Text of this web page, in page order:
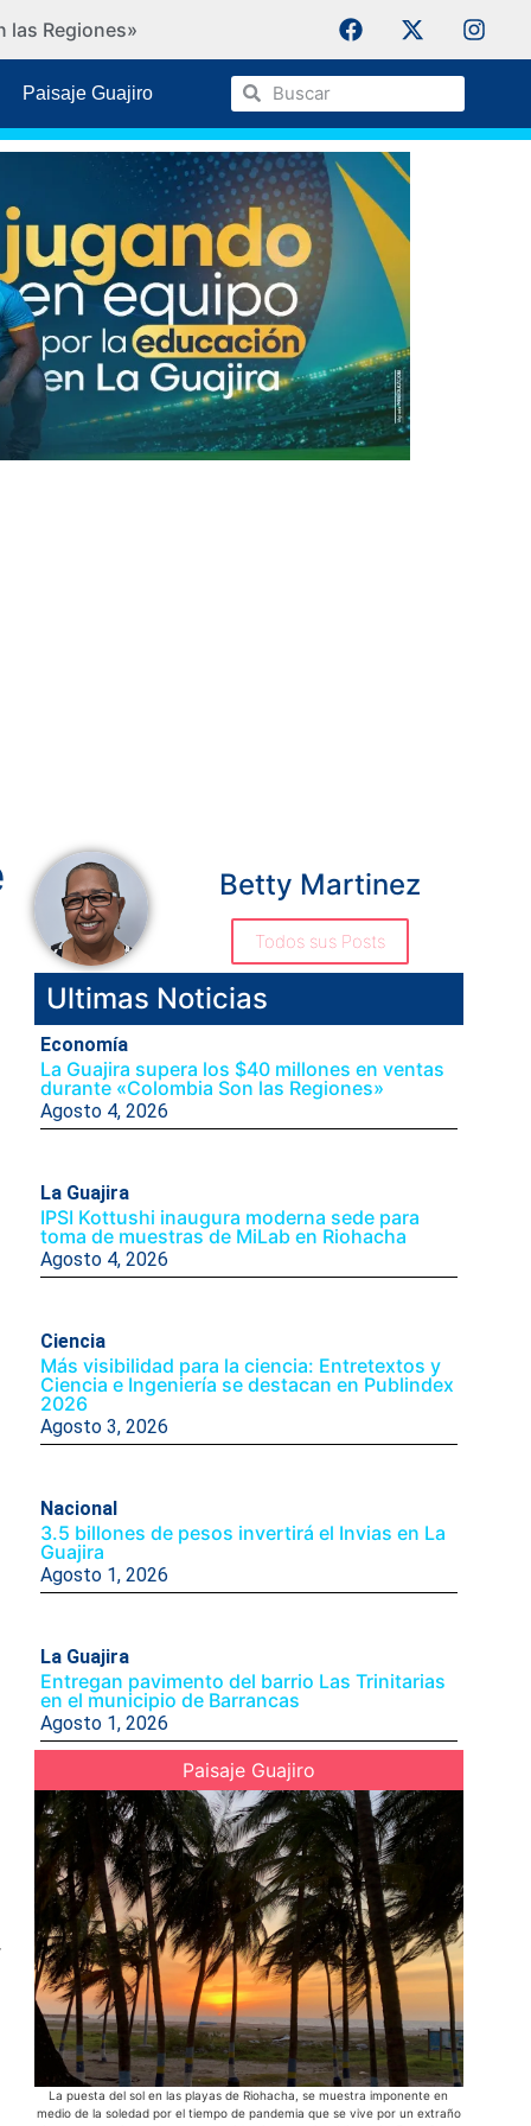
las Regiones» IPSI
Paisaje Guajiro
Betty Martinez
Todos sus Posts
Ultimas Noticias
Economía
La Guajira supera los $40 millones en ventas
durante «Colombia Son las Regiones»
Agosto 4, 2026
La Guajira
IPSI Kottushi inaugura moderna sede para
toma de muestras de MiLab en Riohacha
Agosto 4, 2026
Ciencia
Más visibilidad para la ciencia: Entretextos y
Ciencia e Ingeniería se destacan en Publindex
2026
Agosto 3, 2026
Nacional
3.5 billones de pesos invertirá el Invias en La
Guajira
Agosto 1, 2026
La Guajira
Entregan pavimento del barrio Las Trinitarias
en el municipio de Barrancas
Agosto 1, 2026
Paisaje Guajiro
La puesta del sol en las playas de Riohacha, se muestra imponente en
medio de la soledad por el tiempo de pandemia que se vive por un extraño